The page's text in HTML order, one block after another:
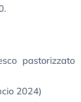
pastorizzato
2024)